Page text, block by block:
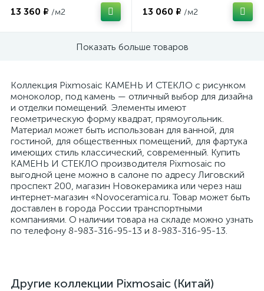
13 360 ₽ /м2 13 060 ₽ /м2
Показать больше товаров
Коллекция Pixmosaic КАМЕНЬ И СТЕКЛО с рисунком
моноколор, под камень — отличный выбор для дизайна
и отделки помещений. Элементы имеют
геометрическую форму квадрат, прямоугольник.
Материал может быть использован для ванной, для
гостиной, для общественных помещений, для фартука
имеющих стиль классический, современный. Купить
КАМЕНЬ И СТЕКЛО производителя Pixmosaic по
выгодной цене можно в салоне по адресу Лиговский
проспект 200, магазин Новокерамика или через наш
интернет-магазин «Novoceramica.ru. Товар может быть
доставлен в города России транспортными
компаниями. О наличии товара на складе можно узнать
по телефону 8-983-316-95-13 и 8-983-316-95-13.
Другие коллекции Pixmosaic (Китай)